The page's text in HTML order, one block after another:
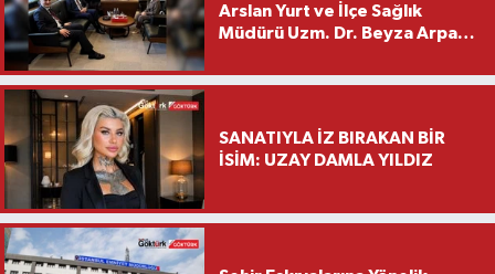
Arslan Yurt ve İlçe Sağlık
Müdürü Uzm. Dr. Beyza Arpacı
Ziyareti
SANATIYLA İZ BIRAKAN BİR
İSİM: UZAY DAMLA YILDIZ